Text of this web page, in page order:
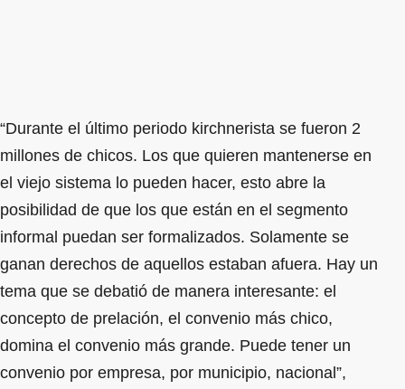
“Durante el último periodo kirchnerista se fueron 2
millones de chicos. Los que quieren mantenerse en
el viejo sistema lo pueden hacer, esto abre la
posibilidad de que los que están en el segmento
informal puedan ser formalizados. Solamente se
ganan derechos de aquellos estaban afuera. Hay un
tema que se debatió de manera interesante: el
concepto de prelación, el convenio más chico,
domina el convenio más grande. Puede tener un
convenio por empresa, por municipio, nacional”,